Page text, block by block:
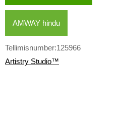
AMWAY hindu
Tellimisnumber:125966
Artistry Studio™